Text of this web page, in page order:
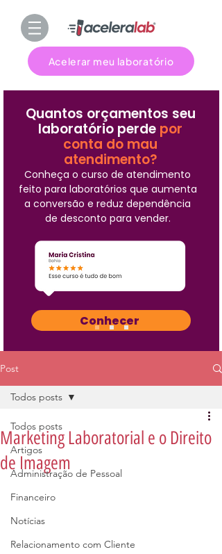
Acelerar meu laboratório
Quantos orçamentos seu
laboratório perde por
conta do mau
atendimento?
Conheça o curso de atendimento
feito para laboratórios que aumenta
a conversão e reduz dependência
de desconto para vender.
Conhecer
Post
Todos posts
Artigos
Administração de Pessoal
Financeiro
Notícias
Relacionamento com Cliente
Todos posts
Marketing Laboratorial e o Direito
de Imagem